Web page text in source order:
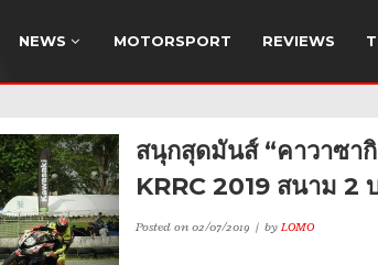
NEWS MOTORSPORT REVIEWS
สนุกสุดมันส์ “คาวาซา
KRRC 2019 สนาม 2
Posted on02/07/2019 byLOMO